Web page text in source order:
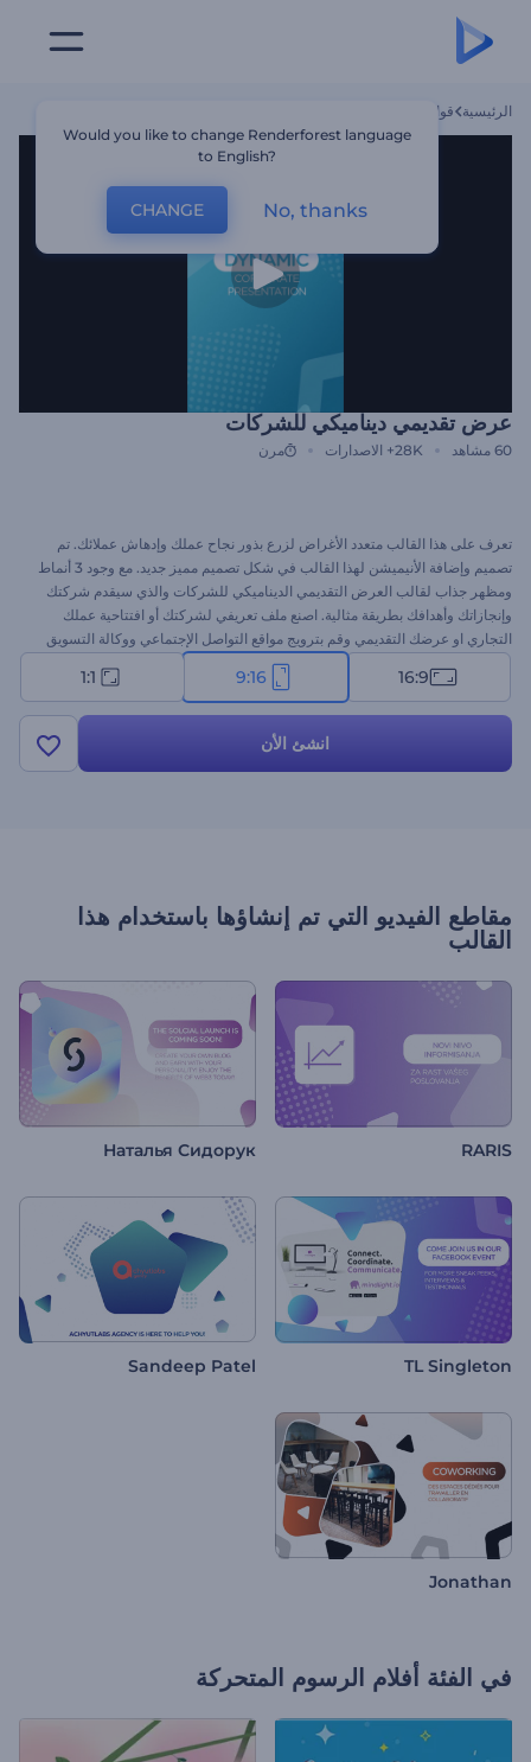
الرئيسية قوالب
عرض تقديمي ديناميكي للشركات
60 مشاهد 28K+ الاصدارات مرن
تعرف على هذا القالب متعدد الأغراض لزرع بذور نجاح عملك وإدهاش عملائك. تم
تصميم وإضافة الأنيميشن لهذا القالب في شكل تصميم مميز جديد. مع وجود 3 أنماط
ومظهر جذاب لقالب العرض التقديمي الديناميكي للشركات والذي سيقدم شركتك
وإنجازاتك وأهدافك بطريقة مثالية. اصنع ملف تعريفي لشركتك أو افتتاحية عملك
التجاري او عرضك التقديمي وقم بترويج مواقع التواصل الإجتماعي ووكالة التسويق
الخاصة بك والكثير من المشروعات الإحترافية الأخرى. قم بتقديم ملفاتك لإكمال
الجانب المرئي من الفيديو الخاص بك. جربه اليوم!
16:9
9:16
1:1
انشئ الأن
مقاطع الفيديو التي تم إنشاؤها باستخدام هذا
القالب
RARIS
Наталья Сидорук
TL Singleton
Sandeep Patel
Jonathan
في الفئة أفلام الرسوم المتحركة
Would you like to change Renderforest language
to English?
CHANGE No, thanks